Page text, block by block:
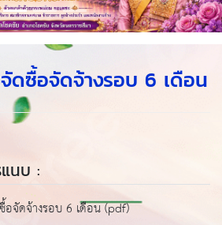
ดซื้อจัดจ้างรอบ 6 เดือน
นบ :
อจัดจ้างรอบ 6 เดือน (pdf)